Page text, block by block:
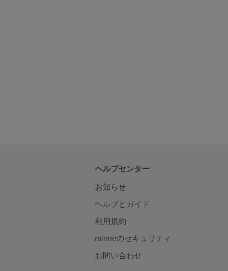
ヘルプセンター
お知らせ
ヘルプとガイド
利用規約
minneのセキュリティ
お問い合わせ